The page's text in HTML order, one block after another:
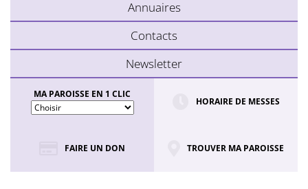
Annuaires
Contacts
Newsletter
MA PAROISSE EN 1 CLIC
HORAIRE DE MESSES
FAIRE UN DON TROUVER MA PAROISSE